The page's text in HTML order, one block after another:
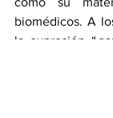
biomédicos. A
la expresión “